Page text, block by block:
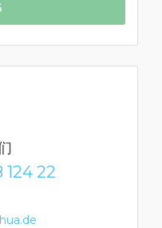
124 22